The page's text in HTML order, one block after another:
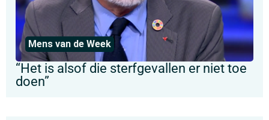
Mens van de Week
“Het is alsof die sterfgevallen er niet toe
doen”